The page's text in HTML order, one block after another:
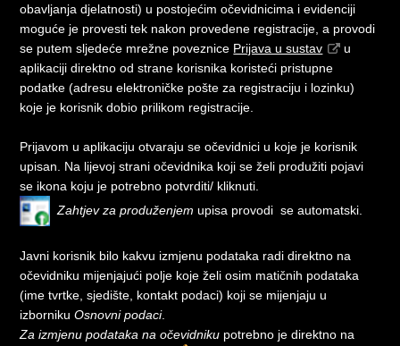
obavljanja djelatnosti) u postojećim očevidnicima i evidenciji
moguće je provesti tek nakon provedene registracije, a provodi
se putem sljedeće mrežne poveznice Prijava u sustav
u
aplikaciji direktno od strane korisnika koristeći pristupne
podatke (adresu elektroničke pošte za registraciju i lozinku)
koje je korisnik dobio prilikom registracije.
Prijavom u aplikaciju otvaraju se očevidnici u koje je korisnik
upisan. Na lijevoj strani očevidnika koji se želi produžiti pojavi
se ikona koju je potrebno potvrditi/ kliknuti.
Zahtjev za produženjemupisa provodi se automatski.
Javni korisnik bilo kakvu izmjenu podataka radi direktno na
očevidniku mijenjajući polje koje želi osim matičnih podataka
(ime tvrtke, sjedište, kontakt podaci) koji se mijenjaju u
izbornikuOsnovni podaci.
Za izmjenu podataka na očevidniku potrebno je direktno na